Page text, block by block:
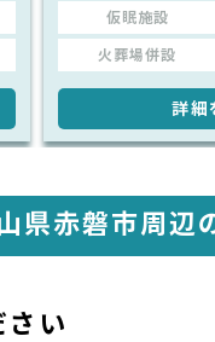
仮眠施設
火葬場併設
詳細
県赤磐市周辺
い